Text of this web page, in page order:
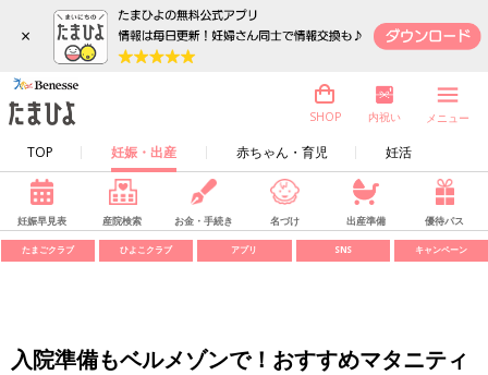
×
TOP 妊娠・出産 赤ちゃん・育児 妊活
SHOP 内祝い メニュー
妊娠早見表 産院検索 お金・手続き 名づけ 出産準備 優待パス
たまごクラブ ひよこクラブ アプリ SNS キャンペーン
入院準備もベルメゾンで！おすすめマタニティ